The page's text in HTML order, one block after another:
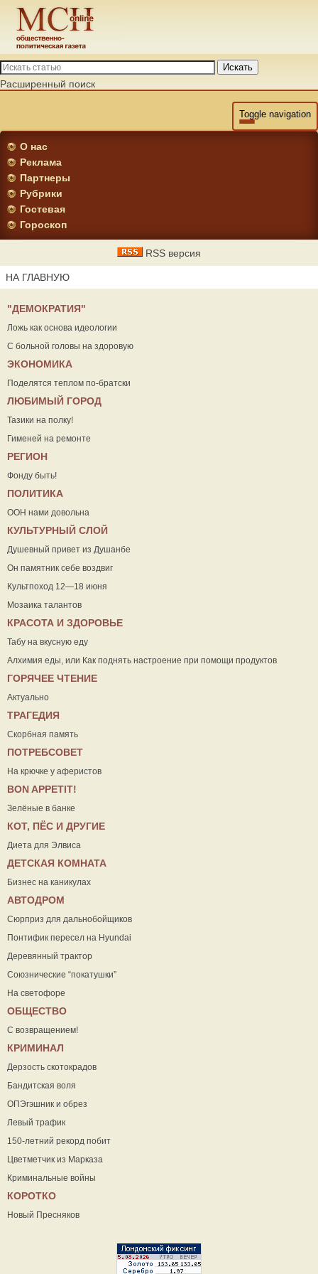
Искать
Расширенный поиск
Toggle navigation
О нас
Реклама
Партнеры
Рубрики
Гостевая
Гороскоп
RSS версия
НА ГЛАВНУЮ
"ДЕМОКРАТИЯ"
Ложь как основа идеологии
С больной головы на здоровую
ЭКОНОМИКА
Поделятся теплом по-братски
ЛЮБИМЫЙ ГОРОД
Тазики на полку!
Гименей на ремонте
РЕГИОН
Фонду быть!
ПОЛИТИКА
ООН нами довольна
КУЛЬТУРНЫЙ СЛОЙ
Душевный привет из Душанбе
Он памятник себе воздвиг
Культпоход 12—18 июня
Мозаика талантов
КРАСОТА И ЗДОРОВЬЕ
Табу на вкусную еду
Алхимия еды, или Как поднять настроение при помощи продуктов
ГОРЯЧЕЕ ЧТЕНИЕ
Актуально
ТРАГЕДИЯ
Скорбная память
ПОТРЕБСОВЕТ
На крючке у аферистов
ВON APPETIT!
Зелёные в банке
КОТ, ПЁС И ДРУГИЕ
Диета для Элвиса
ДЕТСКАЯ КОМНАТА
Бизнес на каникулах
АВТОДРОМ
Сюрприз для дальнобойщиков
Понтифик пересел на Hyundai
Деревянный трактор
Союзнические “покатушки”
На светофоре
ОБЩЕСТВО
С возвращением!
КРИМИНАЛ
Дерзость скотокрадов
Бандитская воля
ОПЭгэшник и обрез
Левый трафик
150-летний рекорд побит
Цветметчик из Марказа
Криминальные войны
КОРОТКО
Новый Пресняков